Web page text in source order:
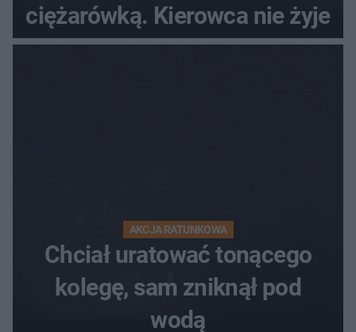
ciężarówką. Kierowca nie żyje
AKCJA RATUNKOWA
Chciał uratować tonącego
kolegę, sam zniknął pod
wodą